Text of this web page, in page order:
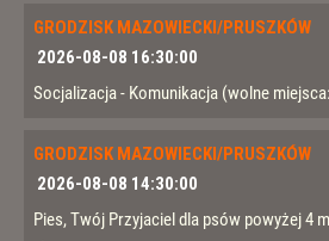
GRODZISK MAZOWIECKI/PRUSZKÓW
2026-08-08 16:30:00
Socjalizacja - Komunikacja (wolne
GRODZISK MAZOWIECKI/PRUSZKÓW
2026-08-08 14:30:00
Pies, Twój Przyjaciel dla psów powyżej 4